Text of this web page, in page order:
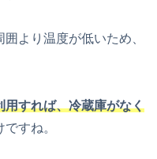
より温度が低いため、
用すれば、冷蔵庫がなく
すね。